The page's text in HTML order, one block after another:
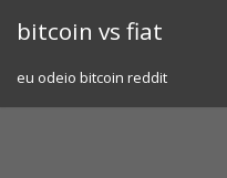
bitcoin vs fiat
eu odeio bitcoin reddit